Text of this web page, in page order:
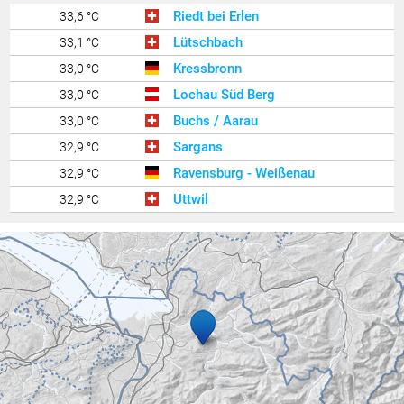
33,6 °C Riedt bei Erlen
33,1 °C Lütschbach
33,0 °C Kressbronn
33,0 °C Lochau Süd Berg
33,0 °C Buchs / Aarau
32,9 °C Sargans
32,9 °C Ravensburg - Weißenau
32,9 °C Uttwil
32,8 °C Feldkirch Nofels 2
32,7 °C Zürich Kloten
32,7 °C Götzis - Unteres Kirla
32,7 °C Bruneck
32,6 °C Hohenems-Werkhof
32,6 °C Balzers Oksaboda